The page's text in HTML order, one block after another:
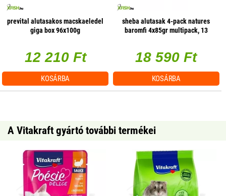
prevital alutasakos macskaeledel
giga box 96x100g
12 210 Ft
KOSÁRBA
sheba alutasak 4-pack natures
baromfi 4x85gr multipack, 13
18 590 Ft
KOSÁRBA
A Vitakraft gyártó további termékei